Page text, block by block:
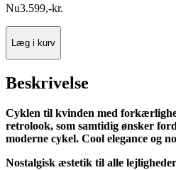
Nu3.599,-kr.
Læg i kurv
Beskrivelse
Cyklen til kvinden med
retrolook, som samtidig ønsker
moderne cykel. Cool elegance og
Nostalgisk æstetik til alle lejligheder